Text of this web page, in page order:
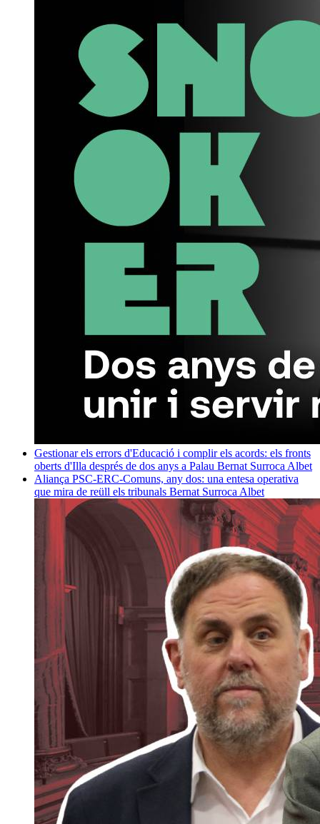
Gestionar els errors d'Educació i complir els acords: els fronts
oberts d'Illa després de dos anys a Palau Bernat Surroca Albet
Aliança PSC-ERC-Comuns, any dos: una entesa operativa
que mira de reüll els tribunals Bernat Surroca Albet